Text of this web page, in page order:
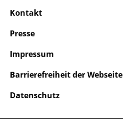
Kontakt
Presse
Impressum
Barrierefreiheit der Webseite
Datenschutz